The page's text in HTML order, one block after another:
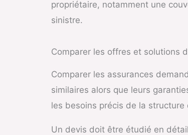
propriétaire, notamment une
sinistre.
Comparer les offres et solutions
Comparer les assurances
similaires alors que leurs
les besoins précis de la
Un devis doit être étudié en